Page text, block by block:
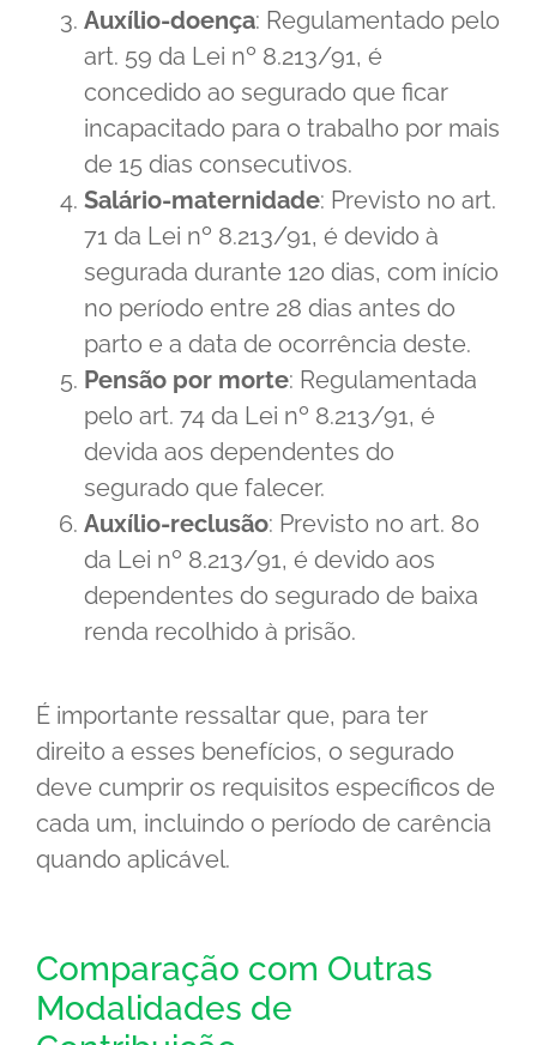
Auxílio-doença: Regulamentado pelo
art. 59 da Lei nº 8.213/91, é
concedido ao segurado que ficar
incapacitado para o trabalho por mais
de 15 dias consecutivos.
Salário-maternidade: Previsto no art.
71 da Lei nº 8.213/91, é devido à
segurada durante 120 dias, com início
no período entre 28 dias antes do
parto e a data de ocorrência deste.
Pensão por morte: Regulamentada
pelo art. 74 da Lei nº 8.213/91, é
devida aos dependentes do
segurado que falecer.
Auxílio-reclusão: Previsto no art. 80
da Lei nº 8.213/91, é devido aos
dependentes do segurado de baixa
renda recolhido à prisão.
É importante ressaltar que, para ter
direito a esses benefícios, o segurado
deve cumprir os requisitos específicos de
cada um, incluindo o período de carência
quando aplicável.
Comparação com Outras
Modalidades de